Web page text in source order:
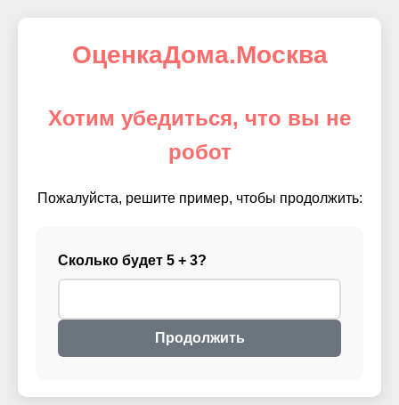
ОценкаДома.Москва
Хотим убедиться, что вы не
робот
Пожалуйста, решите пример, чтобы продолжить:
Сколько будет 5 + 3?
Продолжить